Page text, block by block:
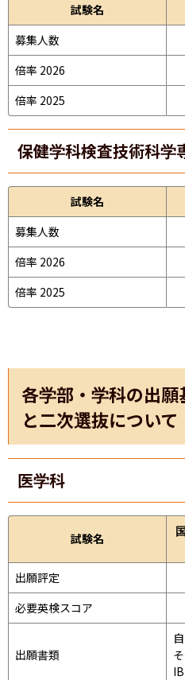
試験名
募集人数
倍率 2026
倍率 2025
保健学科検査技術科学
試験名
募集人数
倍率 2026
倍率 2025
各学部・学科の出
と二次選抜について
医学科
試験名
出願評定
必要英検スコア
出願書類